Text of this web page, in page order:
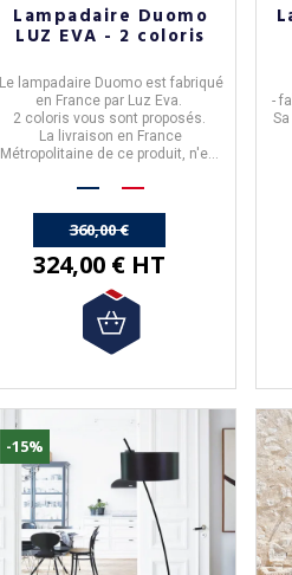
Lampadaire Duomo
LUZ EVA - 2 coloris
Lelampadaire Duomoest fabriqué
en France par Luz Eva.
2 coloris vous sont proposés.
La livraison en France
Métropolitaine de ce produit, n'est
360,00 €
324,00 € HT
-
-15%